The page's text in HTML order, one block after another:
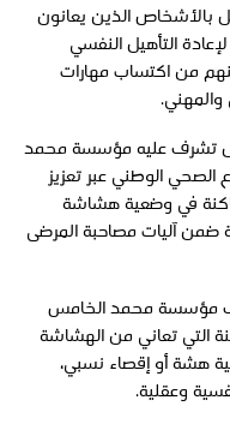
بالأشخاص الذين يعانون
التأهيل النفسي
من اكتساب مهارات
تشرف عليه مؤسسة محمد
الوطني عبر تعزيز
في وضعية هشاشة
ضمن آليات مصاحبة المرضى
مؤسسة محمد الخامس
التي تعاني من الهشاشة
هشة أو إقصاء نسبي،
وعقلية.